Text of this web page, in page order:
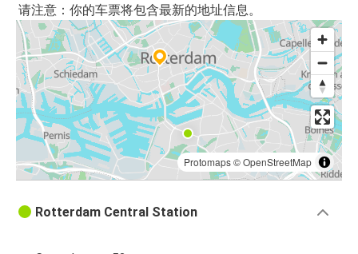
请注意：你的车票将包含最新的地址信息。
Protomaps©OpenStreetMap
Rotterdam Central Station